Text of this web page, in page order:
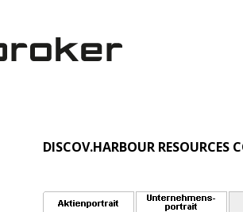
DISCOV.HARBOUR RESOURCES